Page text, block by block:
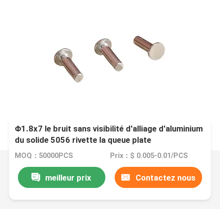
Φ1.8x7 le bruit sans visibilité d'alliage d'aluminium
du solide 5056 rivette la queue plate
MOQ：50000PCS Prix：$ 0.005-0.01/PCS
meilleur prix Contactez nous